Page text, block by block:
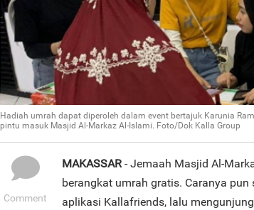
Hadiah umrah dapat diperoleh dalam event bertajuk Karunia
pintu masuk Masjid Al-Markaz Al-Islami. Foto/Dok Kalla Group
Comment
MAKASSAR- Jemaah Masjid Al-
berangkat umrah gratis. Caranya
aplikasi Kallafriends, lalu